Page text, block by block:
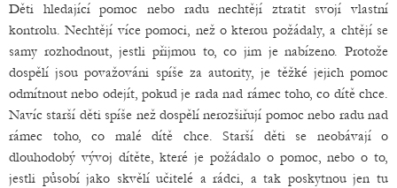
Děti hledající pomoc nebo radu nechtějí ztratit svojí vlastní
kontrolu. Nechtějí více pomoci, než o kterou požádaly, a chtějí se
samy rozhodnout, jestli přijmou to, co jim je nabízeno. Protože
dospělí jsou považováni spíše za autority, je těžké jejich pomoc
odmítnout nebo odejít, pokud je rada nad rámec toho, co dítě chce.
Navíc starší děti spíše než dospělí nerozšiřují pomoc nebo radu nad
rámec toho, co malé dítě chce. Starší děti se neobávají o
dlouhodobý vývoj dítěte, které je požádalo o pomoc, nebo o to,
jestli působí jako skvělí učitelé a rádci, a tak poskytnou jen tu